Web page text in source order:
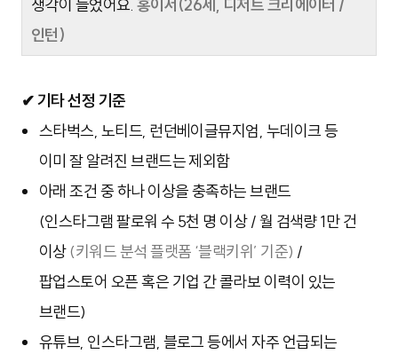
생각이 들었어요. 홍이서(26세, 디저트 크리에이터 /
인턴)
✔ 기타 선정 기준
스타벅스, 노티드, 런던베이글뮤지엄, 누데이크 등
이미 잘 알려진 브랜드는 제외함
아래 조건 중 하나 이상을 충족하는 브랜드
(인스타그램 팔로워 수 5천 명 이상 / 월 검색량 1만 건
이상(키워드 분석 플랫폼 ‘블랙키위’ 기준) /
팝업스토어 오픈 혹은 기업 간 콜라보 이력이 있는
브랜드)
유튜브, 인스타그램, 블로그 등에서 자주 언급되는